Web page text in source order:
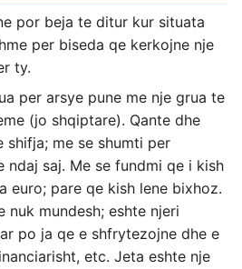
por beja te ditur kur situata
per biseda qe kerkojne nje
ty.
per arsye pune me nje grua te
(jo shqiptare). Qante dhe
shifja; me se shumti per
ndaj saj. Me se fundmi qe i kish
euro; pare qe kish lene bixhoz.
nuk mundesh; eshte njeri
po ja qe e shfrytezojne dhe e
etc. Jeta eshte nje